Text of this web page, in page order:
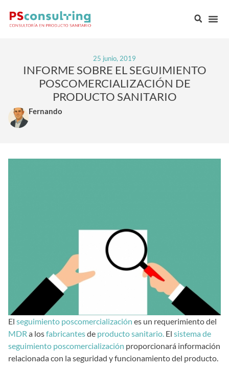
25 junio, 2019
INFORME SOBRE EL SEGUIMIENTO
POSCOMERCIALIZACIÓN DE
PRODUCTO SANITARIO
Fernando
El seguimiento poscomercialización es un requerimiento del
MDR a losfabricantesde producto sanitario. El sistema de
seguimiento poscomercialización proporcionará información
relacionada con la seguridad y funcionamiento del producto.